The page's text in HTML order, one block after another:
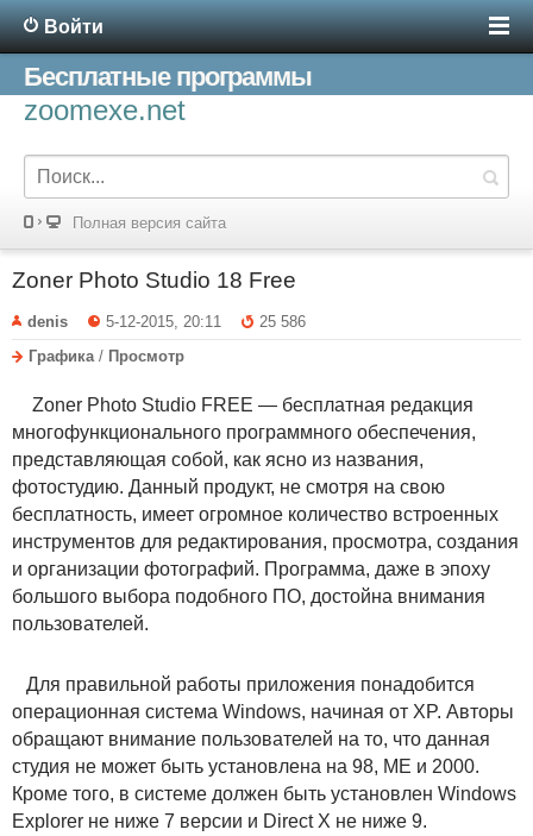
Войти
Бесплатные программы
zoomexe.net
Полная версия сайта
Zoner Photo Studio 18 Free
denis 5-12-2015, 20:11
25 586
Графика / Просмотр
Zoner Photo Studio FREE — бесплатная редакция
многофункционального программного обеспечения,
представляющая собой, как ясно из названия,
фотостудию. Данный продукт, не смотря на свою
бесплатность, имеет огромное количество встроенных
инструментов для редактирования, просмотра, создания
и организации фотографий. Программа, даже в эпоху
большого выбора подобного ПО, достойна внимания
пользователей.
Для правильной работы приложения понадобится
операционная система Windows, начиная от XP. Авторы
обращают внимание пользователей на то, что данная
студия не может быть установлена на 98, ME и 2000.
Кроме того, в системе должен быть установлен Windows
Explorer не ниже 7 версии и Direct X не ниже 9.